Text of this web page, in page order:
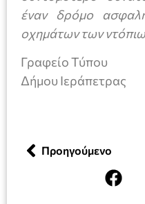
έναν δρόμο
οχημάτων των
Γραφείο Τύπου
Δήμου Ιεράπετρας
Προηγούμενο